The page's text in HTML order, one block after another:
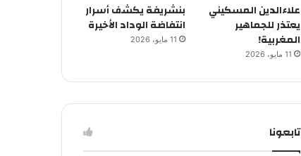
علاءالدين المسكيني
يعتذر للجماهير
المغربية!
11 مايو، 2026
بنشريفة يكشف أسرار
انتفاضة الوداد الأخيرة
11 مايو، 2026
تابعونا